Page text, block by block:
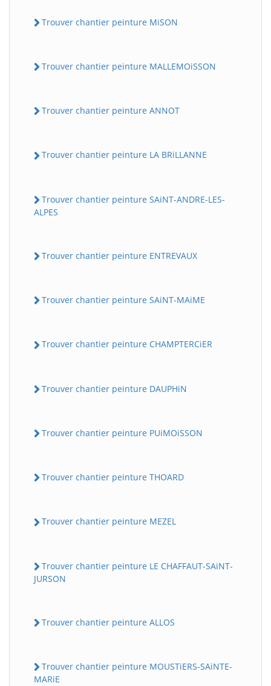
Trouver chantier peinture MiSON
Trouver chantier peinture MALLEMOiSSON
Trouver chantier peinture ANNOT
Trouver chantier peinture LA BRiLLANNE
Trouver chantier peinture SAiNT-ANDRE-LES-
ALPES
Trouver chantier peinture ENTREVAUX
Trouver chantier peinture SAiNT-MAiME
Trouver chantier peinture CHAMPTERCiER
Trouver chantier peinture DAUPHiN
Trouver chantier peinture PUiMOiSSON
Trouver chantier peinture THOARD
Trouver chantier peinture MEZEL
Trouver chantier peinture LE CHAFFAUT-SAiNT-
JURSON
Trouver chantier peinture ALLOS
Trouver chantier peinture MOUSTiERS-SAiNTE-
MARiE